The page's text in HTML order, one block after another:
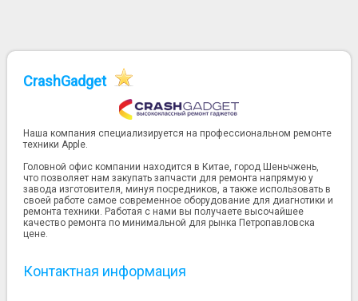
CrashGadget
Наша компания специализируется на профессиональном ремонте
техники Apple.
Головной офис компании находится в Китае, город Шеньчжень,
что позволяет нам закупать запчасти для ремонта напрямую у
завода изготовителя, минуя посредников, а также использовать в
своей работе самое современное оборудование для диагнотики и
ремонта техники. Работая с нами вы получаете высочайшее
качество ремонта по минимальной для рынка Петропавловска
цене.
Контактная информация